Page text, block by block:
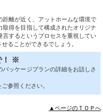
離が近く、アットホームな環境で
得を目指して構成されたオリジナ
するというプロセスを重視してい
ることができるでしょう。
！ ※
ッケージプランの詳細をお話しさ
参照ください。
▲ページのＴＯＰへ